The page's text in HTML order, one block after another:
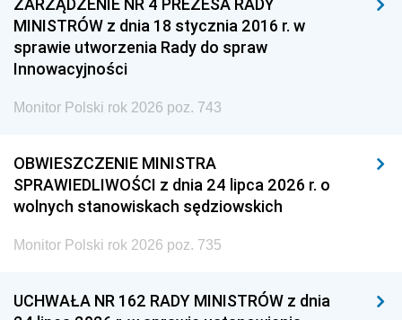
MINISTRÓW z dnia 18 stycznia 2016 r. w
sprawie utworzenia Rady do spraw
Innowacyjności
Monitor Polski rok 2026 poz. 743
OBWIESZCZENIE MINISTRA
SPRAWIEDLIWOŚCI z dnia 24 lipca 2026 r. o
wolnych stanowiskach sędziowskich
Monitor Polski rok 2026 poz. 735
UCHWAŁA NR 162 RADY MINISTRÓW z dnia